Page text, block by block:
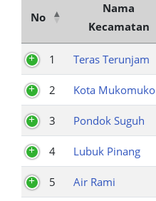
No
Nama
Kecamatan
1 Teras Terunjam
2 Kota Mukomuko
3 Pondok Suguh
4 Lubuk Pinang
5 Air Rami